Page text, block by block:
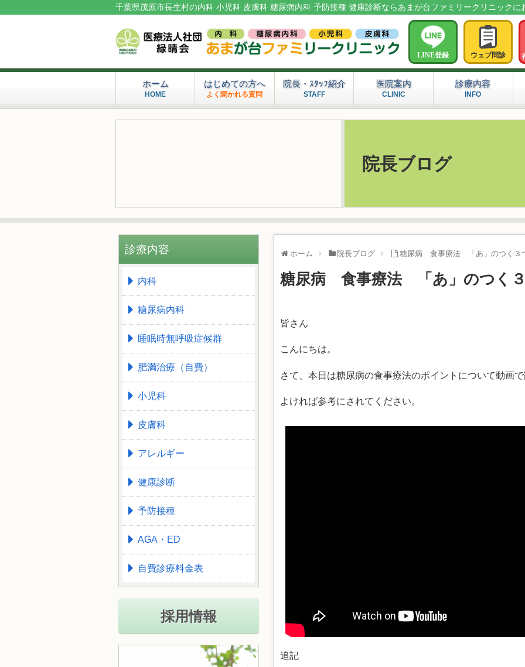
千葉県茂原市長生村の内科 小児科 皮膚科 糖尿病内科 予防接種 健康診断ならあまが台ファミリークリニックに
LINE登録 ウェブ問診
ホーム
HOME
はじめての方へ
よく聞かれる質問
院長・ｽﾀｯﾌ紹介
STAFF
医院案内
CLINIC
診療内容
INFO
院長ブログ
ホーム 院長ブログ 糖尿病 食事療法 「あ」のつく３
糖尿病 食事療法 「あ」のつく
皆さん
こんにちは。
さて、本日は糖尿病の食事療法のポイントについて動画
よければ参考にされてください。
追記
診療内容
内科
糖尿病内科
睡眠時無呼吸症候群
肥満治療（自費）
小児科
皮膚科
アレルギー
健康診断
予防接種
AGA・ED
自費診療料金表
採用情報